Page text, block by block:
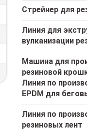
Стрейнер для
Линия для
вулканизации
Машина для
резиновой
Линия по
EPDM для
Линия по
резиновых лент